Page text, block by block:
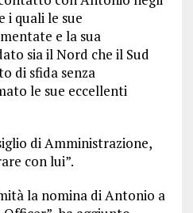
i quali le sue
e la sua
sia il Nord che il Sud
di sfida senza
le sue eccellenti
di Amministrazione,
con lui”.
la nomina di Antonio a